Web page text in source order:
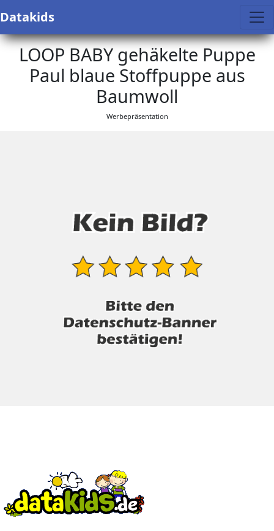
Datakids
LOOP BABY gehäkelte Puppe
Paul blaue Stoffpuppe aus
Baumwoll
Werbepräsentation